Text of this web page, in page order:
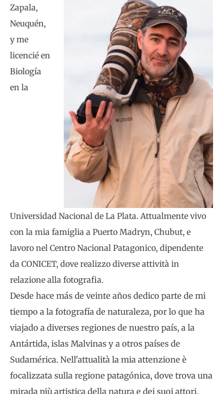
Zapala,
Neuquén,
y me
licencié en
Biología
en la
Universidad Nacional de La Plata. Attualmente vivo
con la mia famiglia a Puerto Madryn, Chubut, e
lavoro nel Centro Nacional Patagonico, dipendente
da CONICET, dove realizzo diverse attività in
relazione alla fotografia.
Desde hace más de veinte años dedico parte de mi
tiempo a la fotografía de naturaleza, por lo que ha
viajado a diverses regiones de nuestro país, a la
Antártida, islas Malvinas y a otros países de
Sudamérica. Nell'attualità la mia attenzione è
focalizzata sulla regione patagónica, dove trova una
mirada più artistica della natura e dei suoi attori.